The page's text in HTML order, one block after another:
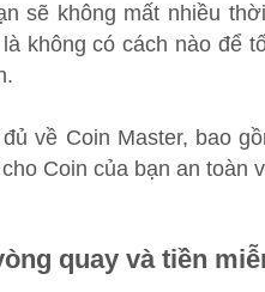
sẽ không mất nhiều
không có cách nào để
về Coin Master, bao
Coin của bạn an toàn
quay và tiền